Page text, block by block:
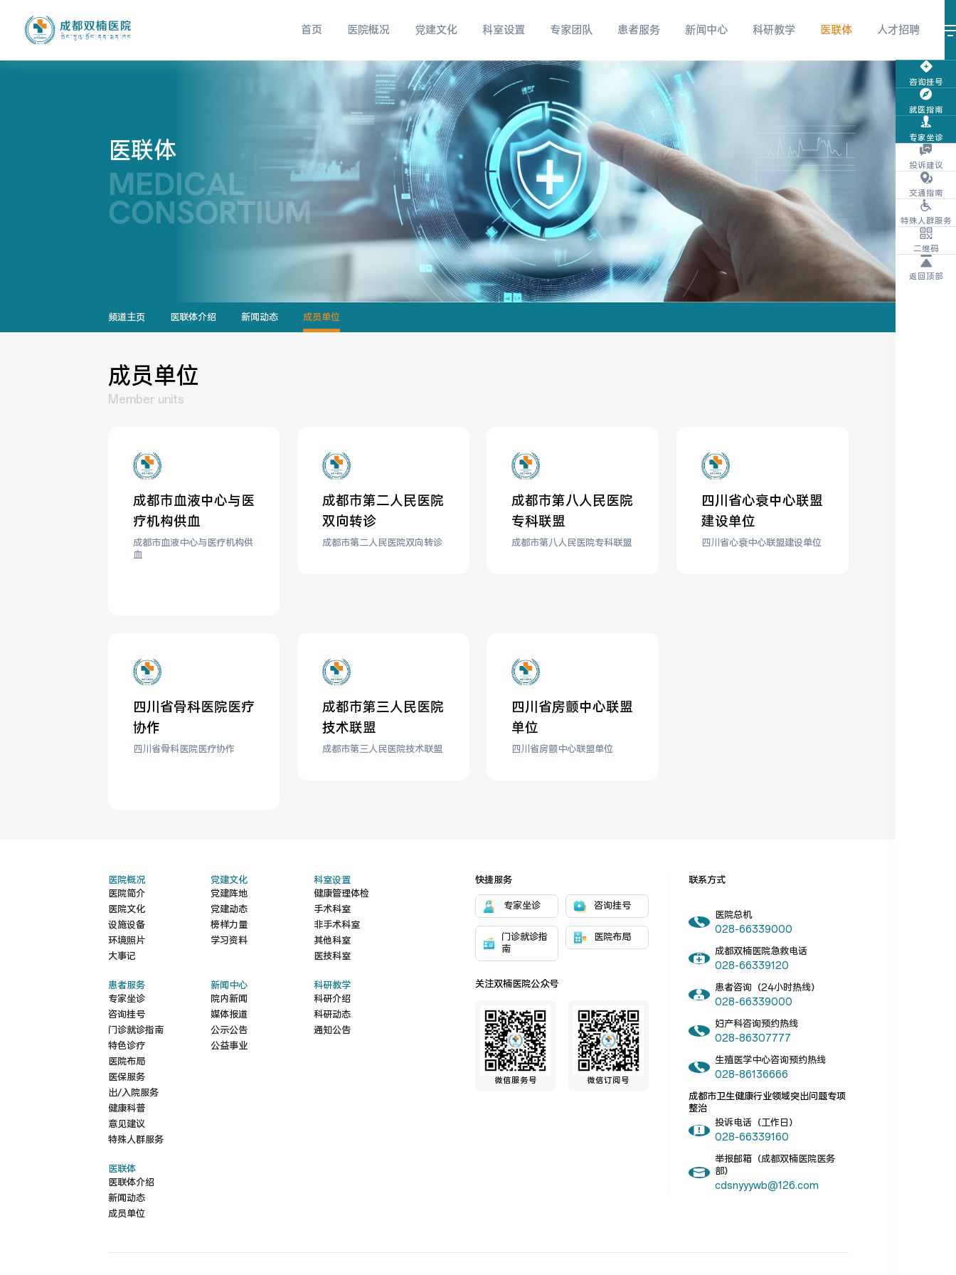
首页 医院概况 党建文化 科室设置 专家团队 患者服务 新闻中心 科研教学 医联体 人才招聘
医联体
MEDICAL
CONSORTIUM
频道主页 医联体介绍 新闻动态 成员单位
成员单位
Member units
成都市血液中心与医
疗机构供血
成都市血液中心与医疗机构供
血
成都市第二人民医院
双向转诊
成都市第二人民医院双向转诊
成都市第八人民医院
专科联盟
成都市第八人民医院专科联盟
四川省心衰中心联盟
建设单位
四川省心衰中心联盟建设单位
四川省骨科医院医疗
协作
四川省骨科医院医疗协作
成都市第三人民医院
技术联盟
成都市第三人民医院技术联盟
四川省房颤中心联盟
单位
四川省房颤中心联盟单位
医院概况
医院简介
医院文化
设施设备
环境照片
大事记
党建文化
党建阵地
党建动态
榜样力量
学习资料
科室设置
健康管理体检
手术科室
非手术科室
其他科室
医技科室
患者服务
专家坐诊
咨询挂号
门诊就诊指南
特色诊疗
医院布局
医保服务
出/入院服务
健康科普
意见建议
特殊人群服务
新闻中心
院内新闻
媒体报道
公示公告
公益事业
科研教学
科研介绍
科研动态
通知公告
医联体
医联体介绍
新闻动态
成员单位
快捷服务
专家坐诊 咨询挂号
门诊就诊指
南
医院布局
关注双楠医院公众号
微信服务号 微信订阅号
联系方式
医院总机
028-66339000
成都双楠医院急救电话
028-66339120
患者咨询（24小时热线）
028-66339000
妇产科咨询预约热线
028-86307777
生殖医学中心咨询预约热线
028-86136666
成都市卫生健康行业领域突出问题专项
整治
投诉电话（工作日）
028-66339160
举报邮箱（成都双楠医院医务
部）
cdsnyyywb@126.com
咨询挂号
就医指南
专家坐诊
投诉建议
交通指南
特殊人群服务
二维码
微信服务号 视频号
抖音 团购商城 体检报告查询
返回顶部